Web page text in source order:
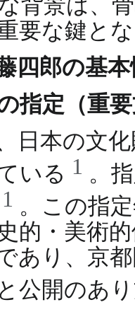
要な鍵と
四郎の基本
指定（重要
日本の文
いる 1 。
1 。この指
的・美術
あり、京
公開のあ